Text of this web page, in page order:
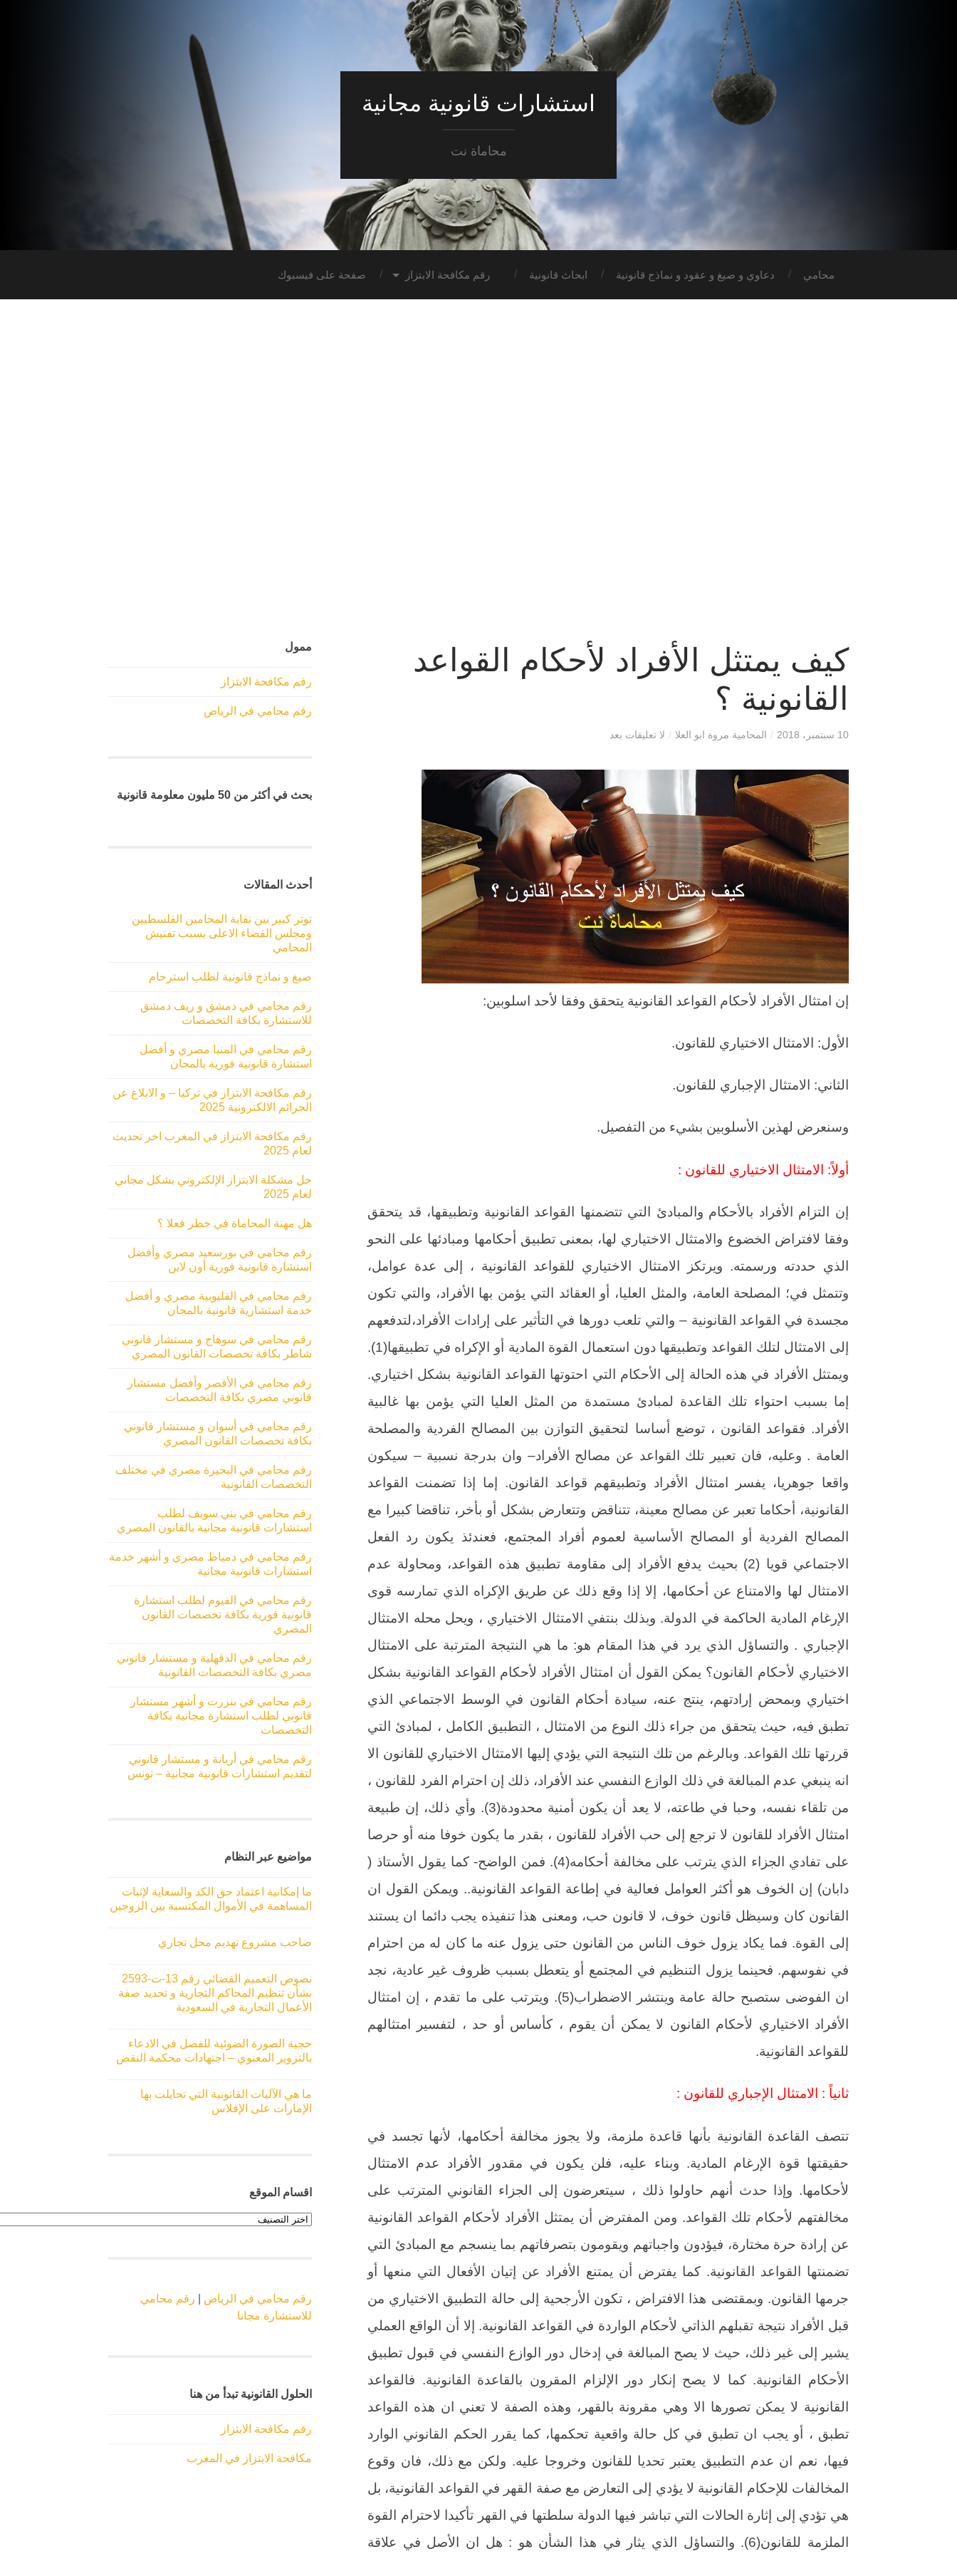
استشارات قانونية مجانية
محاماة نت
محامي دعاوي و صيغ و عقود و نماذج قانونية ابحاث قانونية رقم مكافحة الابتزاز صفحة على فيسبوك
كيف يمتثل الأفراد لأحكام القواعد
القانونية ؟
10 سبتمبر، 2018 / المحامية مروة ابو العلا / لا تعليقات بعد
إن امتثال الأفراد لأحكام القواعد القانونية يتحقق وفقا لأحد اسلوبين:
الأول: الامتثال الاختياري للقانون.
الثاني: الامتثال الإجباري للقانون.
وسنعرض لهذين الأسلوبين بشيء من التفصيل.
أولاً: الامتثال الاختياري للقانون :
إن التزام الأفراد بالأحكام والمبادئ التي تتضمنها القواعد القانونية وتطبيقها، قد يتحقق
وفقا لافتراض الخضوع والامتثال الاختياري لها، بمعنى تطبيق أحكامها ومبادئها على النحو
الذي حددته ورسمته. ويرتكز الامتثال الاختياري للقواعد القانونية ، إلى عدة عوامل،
وتتمثل في؛ المصلحة العامة، والمثل العليا، أو العقائد التي يؤمن بها الأفراد، والتي تكون
مجسدة في القواعد القانونية – والتي تلعب دورها في التأثير على إرادات الأفراد،لتدفعهم
إلى الامتثال لتلك القواعد وتطبيقها دون استعمال القوة المادية أو الإكراه في تطبيقها(1).
ويمتثل الأفراد في هذه الحالة إلى الأحكام التي احتوتها القواعد القانونية بشكل اختياري.
إما بسبب احتواء تلك القاعدة لمبادئ مستمدة من المثل العليا التي يؤمن بها غالبية
الأفراد. فقواعد القانون ، توضع أساسا لتحقيق التوازن بين المصالح الفردية والمصلحة
العامة . وعليه، فان تعبير تلك القواعد عن مصالح الأفراد– وان بدرجة نسبية – سيكون
واقعا جوهريا، يفسر امتثال الأفراد وتطبيقهم قواعد القانون. إما إذا تضمنت القواعد
القانونية، أحكاما تعبر عن مصالح معينة، تتناقض وتتعارض بشكل أو بأخر، تناقضا كبيرا مع
المصالح الفردية أو المصالح الأساسية لعموم أفراد المجتمع، فعندئذ يكون رد الفعل
الاجتماعي قويا (2) بحيث يدفع الأفراد إلى مقاومة تطبيق هذه القواعد، ومحاولة عدم
الامتثال لها والامتناع عن أحكامها، إلا إذا وقع ذلك عن طريق الإكراه الذي تمارسه قوى
الإرغام المادية الحاكمة في الدولة. وبذلك بنتفي الامتثال الاختياري ، ويحل محله الامتثال
الإجباري . والتساؤل الذي يرد في هذا المقام هو: ما هي النتيجة المترتبة على الامتثال
الاختياري لأحكام القانون؟ يمكن القول أن امتثال الأفراد لأحكام القواعد القانونية بشكل
اختياري وبمحض إرادتهم، ينتج عنه، سيادة أحكام القانون في الوسط الاجتماعي الذي
تطبق فيه، حيث يتحقق من جراء ذلك النوع من الامتثال ، التطبيق الكامل ، لمبادئ التي
قررتها تلك القواعد. وبالرغم من تلك النتيجة التي يؤدي إليها الامتثال الاختياري للقانون الا
انه ينبغي عدم المبالغة في ذلك الوازع النفسي عند الأفراد، ذلك إن احترام الفرد للقانون ،
من تلقاء نفسه، وحبا في طاعته، لا يعد أن يكون أمنية محدودة(3). وأي ذلك، إن طبيعة
امتثال الأفراد للقانون لا ترجع إلى حب الأفراد للقانون ، بقدر ما يكون خوفا منه أو حرصا
على تفادي الجزاء الذي يترتب على مخالفة أحكامه(4). فمن الواضح- كما يقول الأستاذ (
دابان) إن الخوف هو أكثر العوامل فعالية في إطاعة القواعد القانونية.. ويمكن القول ان
القانون كان وسيظل قانون خوف، لا قانون حب، ومعنى هذا تنفيذه يجب دائما ان يستند
إلى القوة. فما يكاد يزول خوف الناس من القانون حتى يزول عنه ما كان له من احترام
في نفوسهم. فحينما يزول التنظيم في المجتمع أو يتعطل بسبب ظروف غير عادية، نجد
ان الفوضى ستصبح حالة عامة وينتشر الاضطراب(5). ويترتب على ما تقدم ، إن امتثال
الأفراد الاختياري لأحكام القانون لا يمكن أن يقوم ، كأساس أو حد ، لتفسير امتثالهم
للقواعد القانونية.
ثانياً : الامتثال الإجباري للقانون :
تتصف القاعدة القانونية بأنها قاعدة ملزمة، ولا يجوز مخالفة أحكامها، لأنها تجسد في
حقيقتها قوة الإرغام المادية. وبناء عليه، فلن يكون في مقدور الأفراد عدم الامتثال
لأحكامها. وإذا حدث أنهم حاولوا ذلك ، سيتعرضون إلى الجزاء القانوني المترتب على
مخالفتهم لأحكام تلك القواعد. ومن المفترض أن يمتثل الأفراد لأحكام القواعد القانونية
عن إرادة حرة مختارة، فيؤدون واجباتهم ويقومون بتصرفاتهم بما ينسجم مع المبادئ التي
تضمنتها القواعد القانونية. كما يفترض أن يمتنع الأفراد عن إتيان الأفعال التي منعها أو
جرمها القانون. وبمقتضى هذا الافتراض ، تكون الأرجحية إلى حالة التطبيق الاختياري من
قبل الأفراد نتيجة تقبلهم الذاتي لأحكام الواردة في القواعد القانونية. إلا أن الواقع العملي
يشير إلى غير ذلك، حيث لا يصح المبالغة في إدخال دور الوازع النفسي في قبول تطبيق
الأحكام القانونية. كما لا يصح إنكار دور الإلزام المقرون بالقاعدة القانونية. فالقواعد
القانونية لا يمكن تصورها الا وهي مقرونة بالقهر، وهذه الصفة لا تعني ان هذه القواعد
تطبق ، أو يجب ان تطبق في كل حالة واقعية تحكمها، كما يقرر الحكم القانوني الوارد
فيها، نعم ان عدم التطبيق يعتبر تحديا للقانون وخروجا عليه. ولكن مع ذلك، فان وقوع
المخالفات للإحكام القانونية لا يؤدي إلى التعارض مع صفة القهر في القواعد القانونية، بل
هي تؤدي إلى إثارة الحالات التي تباشر فيها الدولة سلطتها في القهر تأكيدا لاحترام القوة
الملزمة للقانون(6). والتساؤل الذي يثار في هذا الشأن هو : هل ان الأصل في علاقة
ممول
رقم مكافحة الابتزاز
رقم محامي في الرياض
بحث في أكثر من 50 مليون معلومة قانونية
أحدث المقالات
توتر كبير بين نقابة المحامين الفلسطيين
ومجلس القضاء الاعلى بسبب تفتيش
المحامي
صيغ و نماذج قانونية لطلب استرحام
رقم محامي في دمشق و ريف دمشق
للاستشارة بكافة التخصصات
رقم محامي في المنيا مصري و أفضل
استشارة قانونية فورية بالمجان
رقم مكافحة الابتزاز في تركيا – و الابلاغ عن
الجرائم الالكترونية 2025
رقم مكافحة الابتزاز في المغرب اخر تحديث
لعام 2025
حل مشكلة الابتزاز الإلكتروني بشكل مجاني
لعام 2025
هل مهنة المحاماة في خطر فعلا ؟
رقم محامي في بورسعيد مصري وأفضل
استشارة قانونية فورية أون لاين
رقم محامي في القليوبية مصري و أفضل
خدمة استشارية قانونية بالمجان
رقم محامي في سوهاج و مستشار قانوني
شاطر بكافة تخصصات القانون المصري
رقم محامي في الأقصر وأفضل مستشار
قانوني مصري بكافة التخصصات
رقم محامي في أسوان و مستشار قانوني
بكافة تخصصات القانون المصري
رقم محامي في البحيرة مصري في مختلف
التخصصات القانونية
رقم محامي في بني سويف لطلب
استشارات قانونية مجانية بالقانون المصري
رقم محامي في دمياط مصري و أشهر خدمة
استشارات قانونية مجانية
رقم محامي في الفيوم لطلب استشارة
قانونية فورية بكافة تخصصات القانون
المصري
رقم محامي في الدقهلية و مستشار قانوني
مصري بكافة التخصصات القانونية
رقم محامي في بنزرت و أشهر مستشار
قانوني لطلب استشارة مجانية بكافة
التخصصات
رقم محامي في أريانة و مستشار قانوني
لتقديم استشارات قانونية مجانية – تونس
مواضيع عبر النظام
ما إمكانية اعتماد حق الكد والسعاية لإثبات
المساهمة في الأموال المكتسبة بين الزوجين
صاحب مشروع تهديم محل تجاري
نصوص التعميم القضائي رقم 13-ت-2593
بشأن تنظيم المحاكم التجارية و تحديد صفة
الأعمال التجارية في السعودية
حجية الصورة الضوئية للفصل في الادعاء
بالتزوير المعنوي – اجتهادات محكمة النقض
ما هي الآليات القانونية التي تحايلت بها
الإمارات على الإفلاس
اقسام الموقع
اقسام
الموقع
رقم محامي في الرياض
رقم محامي
للاستشارة مجانا
الحلول القانونية تبدأ من هنا
رقم مكافحة الابتزاز
مكافحة الابتزاز في المغرب